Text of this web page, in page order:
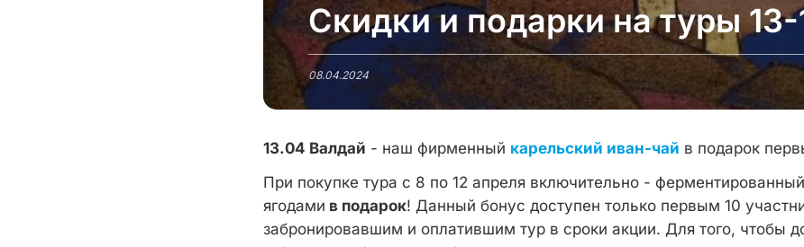
Скидки и подарки на туры
08.04.2024
13.04 Валдай - наш фирменный карельский иван-чай в подарок
При покупке тура с 8 по 12 апреля включительно - ферментированный
ягодами в подарок! Данный бонус доступен только первым 10
забронировавшим и оплатившим тур в сроки акции. Для того, чтобы